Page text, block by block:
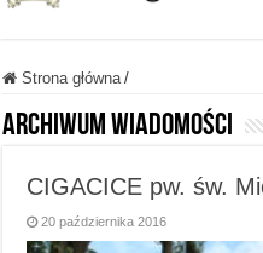
Strona główna /
Archiwum wiadomości
CIGACICE pw. św.
20 października 2016